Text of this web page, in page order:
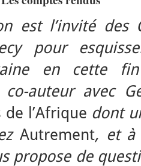
est l’invité des
pour
en cette
auteur avec
de l’Afrique dont
Autrement, et à
propose de